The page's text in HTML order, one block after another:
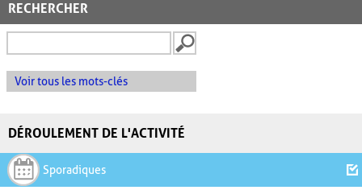
RECHERCHER
Voir tous les mots-clés
DÉROULEMENT DE L'ACTIVITÉ
Sporadiques